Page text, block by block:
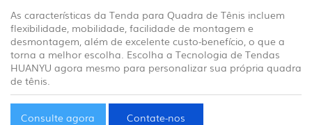
As características da Tenda para Quadra de Tênis incluem
flexibilidade, mobilidade, facilidade de montagem e
desmontagem, além de excelente custo-benefício, o que a
torna a melhor escolha. Escolha a Tecnologia de Tendas
HUANYU agora mesmo para personalizar sua própria quadra
de tênis.
Consulte agora Contate-nos